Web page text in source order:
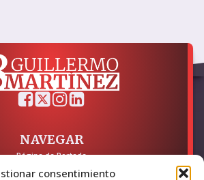
consentimiento
NAVEGAR
Página de Portada